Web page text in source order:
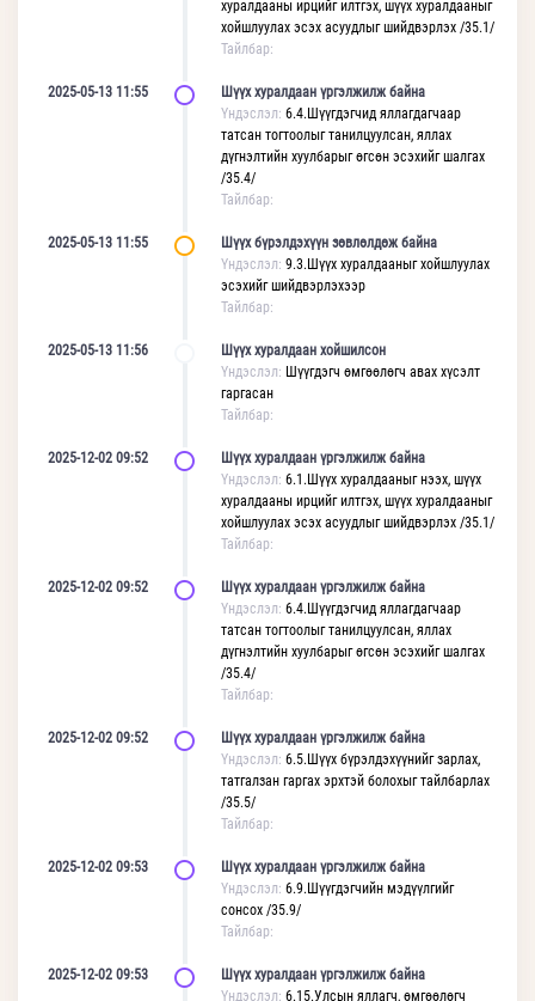
хуралдааны ирцийг илтгэх, шүүх хуралдааныг
хойшлуулах эсэх асуудлыг шийдвэрлэх /35.1/
Тайлбар:
2025-05-13 11:55
Шүүх хуралдаан үргэлжилж байна
Үндэслэл: 6.4.Шүүгдэгчид яллагдагчаар
татсан тогтоолыг танилцуулсан, яллах
дүгнэлтийн хуулбарыг өгсөн эсэхийг шалгах
/35.4/
Тайлбар:
2025-05-13 11:55
Шүүх бүрэлдэхүүн зөвлөлдөж байна
Үндэслэл: 9.3.Шүүх хуралдааныг хойшлуулах
эсэхийг шийдвэрлэхээр
Тайлбар:
2025-05-13 11:56
Шүүх хуралдаан хойшилсон
Үндэслэл: Шүүгдэгч өмгөөлөгч авах хүсэлт
гаргасан
Тайлбар:
2025-12-02 09:52
Шүүх хуралдаан үргэлжилж байна
Үндэслэл: 6.1.Шүүх хуралдааныг нээх, шүүх
хуралдааны ирцийг илтгэх, шүүх хуралдааныг
хойшлуулах эсэх асуудлыг шийдвэрлэх /35.1/
Тайлбар:
2025-12-02 09:52
Шүүх хуралдаан үргэлжилж байна
Үндэслэл: 6.4.Шүүгдэгчид яллагдагчаар
татсан тогтоолыг танилцуулсан, яллах
дүгнэлтийн хуулбарыг өгсөн эсэхийг шалгах
/35.4/
Тайлбар:
2025-12-02 09:52
Шүүх хуралдаан үргэлжилж байна
Үндэслэл: 6.5.Шүүх бүрэлдэхүүнийг зарлах,
татгалзан гаргах эрхтэй болохыг тайлбарлах
/35.5/
Тайлбар:
2025-12-02 09:53
Шүүх хуралдаан үргэлжилж байна
Үндэслэл: 6.9.Шүүгдэгчийн мэдүүлгийг
сонсох /35.9/
Тайлбар:
2025-12-02 09:53
Шүүх хуралдаан үргэлжилж байна
Үндэслэл: 6.15.Улсын яллагч, өмгөөлөгч